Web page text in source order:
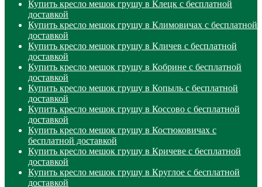
Купить кресло мешок грушу в Клецк с бесплатной
доставкой
Купить кресло мешок грушу в Климовичах с бесплатной
доставкой
Купить кресло мешок грушу в Кличев с бесплатной
доставкой
Купить кресло мешок грушу в Кобрине с бесплатной
доставкой
Купить кресло мешок грушу в Копыль с бесплатной
доставкой
Купить кресло мешок грушу в Коссово с бесплатной
доставкой
Купить кресло мешок грушу в Костюковичах с
бесплатной доставкой
Купить кресло мешок грушу в Кричеве с бесплатной
доставкой
Купить кресло мешок грушу в Круглое с бесплатной
доставкой